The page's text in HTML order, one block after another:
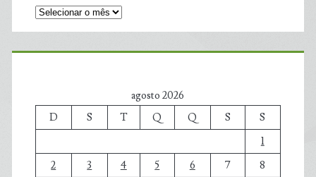
agosto 2026
D
S T Q Q S
S
1
2
3 4 5 6 7
8